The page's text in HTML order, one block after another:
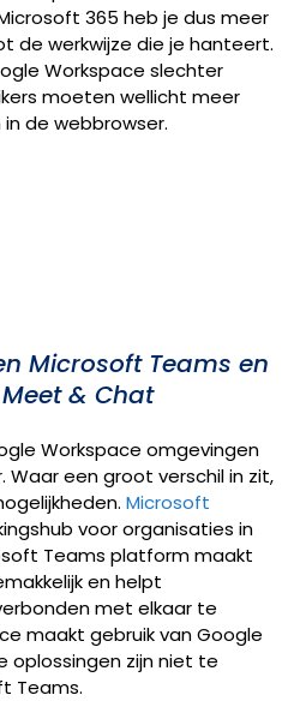
365 heb je dus meer
de werkwijze die je hanteert.
Workspace slechter
moeten wellicht meer
de webbrowser.
Microsoft Teams en
& Chat
Workspace omgevingen
Waar een groot verschil in zit,
Microsoft
voor organisaties in
Teams platform maakt
en helpt
met elkaar te
maakt gebruik van Google
oplossingen zijn niet te
Teams.